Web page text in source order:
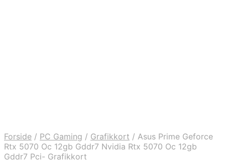
Forside / PC Gaming / Grafikkort / Asus Prime Geforce
Rtx 5070 Oc 12gb Gddr7 Nvidia Rtx 5070 Oc 12gb
Gddr7 Pci- Grafikkort